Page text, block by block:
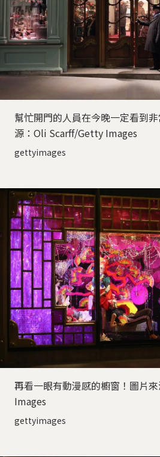
幫忙開門的人員在今晚一定看到
源：Oli Scarff/Getty Images
gettyimages
再看一眼有動漫感的櫥窗！圖片
Images
gettyimages